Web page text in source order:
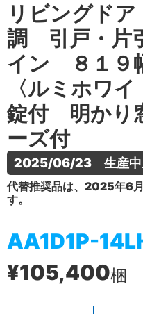
リビングド
調 引戸・
イン ８１９
〈ルミホワ
錠付 明かり
ーズ付
2025/06/23　生産中
代替推奨品は、2025年6
す。
AA1D1P-
¥105,400梱